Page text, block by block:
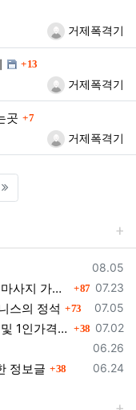
등록자거제폭격기
댓글
13
등록자거제폭격기
곳 댓글
7
등록자거제폭격기
등록일
08.05
등록일
07.23
나트랑 유흥 에코걸 특징 가격 단점부터 마사지 가라오케 알아보기 댓글
87
등록일
07.05
스의 정석 댓글
73
등록일
07.02
방콕 변마투어 하면서 직접 느낀 장단점 및 1인가격 소개 댓글
38
등록일
06.26
등록일
06.24
정보글 댓글
38